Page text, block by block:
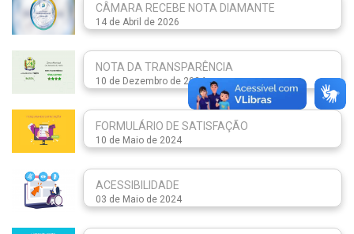
CÂMARA RECEBE NOTA DIAMANTE
14 de Abril de 2026
NOTA DA TRANSPARÊNCIA
10 de Dezembro de 2024
FORMULÁRIO DE SATISFAÇÃO
10 de Maio de 2024
ACESSIBILIDADE
03 de Maio de 2024